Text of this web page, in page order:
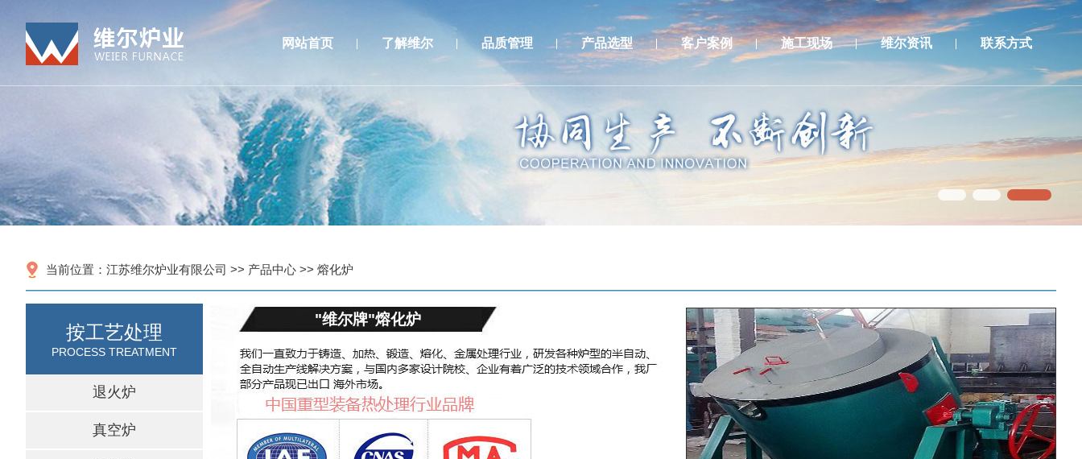
网站首页 了解维尔 品质管理 产品选型 客户案例 施工现场 维尔资讯 联系方式
当前位置： 江苏维尔炉业有限公司 >> 产品中心 >> 熔化炉
按工艺处理
PROCESS TREATMENT
退火炉
真空炉
"维尔牌"熔化炉